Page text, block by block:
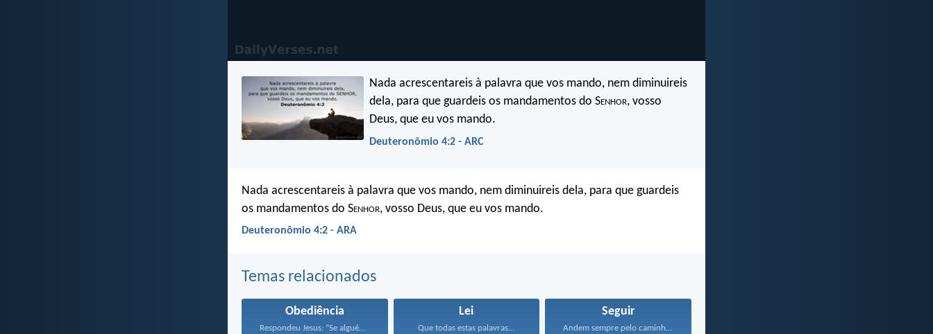
Nada acrescentareis à palavra que vos mando, nem diminuireis
dela, para que guardeis os mandamentos do Senhor, vosso
Deus, que eu vos mando.
Deuteronômio 4:2 - ARC
Nada acrescentareis à palavra que vos mando, nem diminuireis dela, para que guardeis
os mandamentos do Senhor, vosso Deus, que eu vos mando.
Deuteronômio 4:2 - ARA
Temas relacionados
Obediência
Respondeu Jesus: “Se alguém...
Lei
Que todas estas palavras...
Seguir
Andem sempre pelo caminho...